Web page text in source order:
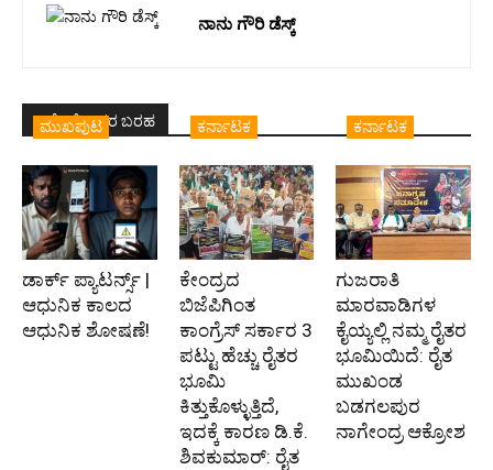
ನಾನು ಗೌರಿ ಡೆಸ್ಕ್
ಇದೇ ಲೇಖಕರ ಬರಹ
ಮುಖಪುಟ
ಡಾರ್ಕ್ ಪ್ಯಾಟರ್ನ್ಸ್ |
ಆಧುನಿಕ ಕಾಲದ
ಆಧುನಿಕ ಶೋಷಣೆ!
ಕರ್ನಾಟಕ
ಕೇಂದ್ರದ
ಬಿಜೆಪಿಗಿಂತ
ಕಾಂಗ್ರೆಸ್‌ ಸರ್ಕಾರ 3
ಪಟ್ಟು ಹೆಚ್ಚು ರೈತರ
ಭೂಮಿ
ಕಿತ್ತುಕೊಳ್ಳುತ್ತಿದೆ,
ಇದಕ್ಕೆ ಕಾರಣ ಡಿ.ಕೆ.
ಶಿವಕುಮಾರ್: ರೈತ
ಕರ್ನಾಟಕ
ಗುಜರಾತಿ
ಮಾರವಾಡಿಗಳ
ಕೈಯ್ಯಲ್ಲಿ ನಮ್ಮ ರೈತರ
ಭೂಮಿಯಿದೆ: ರೈತ
ಮುಖಂಡ
ಬಡಗಲಪುರ
ನಾಗೇಂದ್ರ ಆಕ್ರೋಶ